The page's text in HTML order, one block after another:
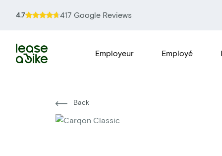
4.7 417 Google Reviews
Employeur Employé
Back